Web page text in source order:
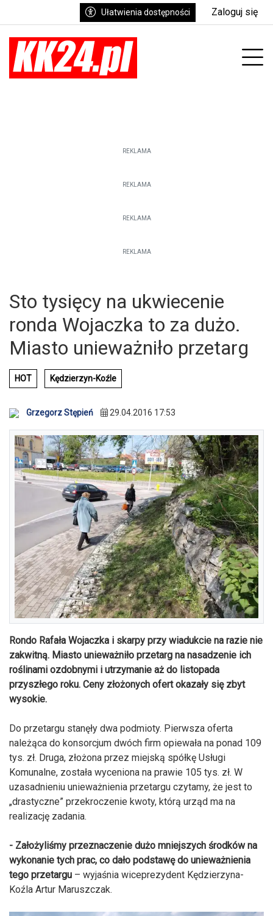
Ułatwienia dostępności Zaloguj się
REKLAMA
REKLAMA
REKLAMA
REKLAMA
Sto tysięcy na ukwiecenie
ronda Wojaczka to za dużo.
Miasto unieważniło przetarg
HOT Kędzierzyn-Koźle
Grzegorz Stępień 29.04.2016 17:53
Rondo Rafała Wojaczka i skarpy przy wiadukcie na razie nie
zakwitną. Miasto unieważniło przetarg na nasadzenie ich
roślinami ozdobnymi i utrzymanie aż do listopada
przyszłego roku. Ceny złożonych ofert okazały się zbyt
wysokie.
Do przetargu stanęły dwa podmioty. Pierwsza oferta
należąca do konsorcjum dwóch firm opiewała na ponad 109
tys. zł. Druga, złożona przez miejską spółkę Usługi
Komunalne, została wyceniona na prawie 105 tys. zł. W
uzasadnieniu unieważnienia przetargu czytamy, że jest to
„drastyczne” przekroczenie kwoty, którą urząd ma na
realizację zadania.
- Założyliśmy przeznaczenie dużo mniejszych środków na
wykonanie tych prac, co dało podstawę do unieważnienia
tego przetargu – wyjaśnia wiceprezydent Kędzierzyna-
Koźla Artur Maruszczak.